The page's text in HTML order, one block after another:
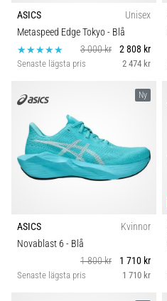
ASICS
Unisex
Metaspeed Edge Tokyo- Blå
3 000 kr
2 808 kr
Senaste lägsta pris 2 474 kr
Ny
ASICS
Kvinnor
Novablast 6 - Blå
1 800 kr
1 710 kr
Senaste lägsta pris 1 710 kr